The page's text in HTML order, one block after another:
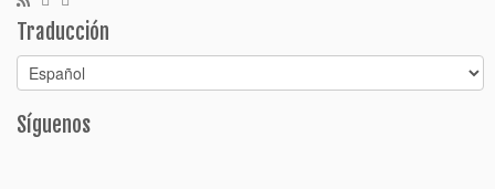
Traducción
Síguenos